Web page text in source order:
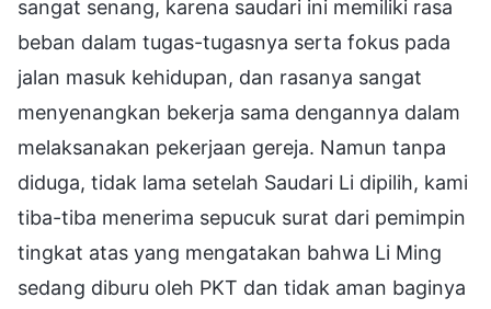
sangat senang, karena saudari ini memiliki rasa
beban dalam tugas-tugasnya serta fokus pada
jalan masuk kehidupan, dan rasanya sangat
menyenangkan bekerja sama dengannya dalam
melaksanakan pekerjaan gereja. Namun tanpa
diduga, tidak lama setelah Saudari Li dipilih, kami
tiba-tiba menerima sepucuk surat dari pemimpin
tingkat atas yang mengatakan bahwa Li Ming
sedang diburu oleh PKT dan tidak aman baginya